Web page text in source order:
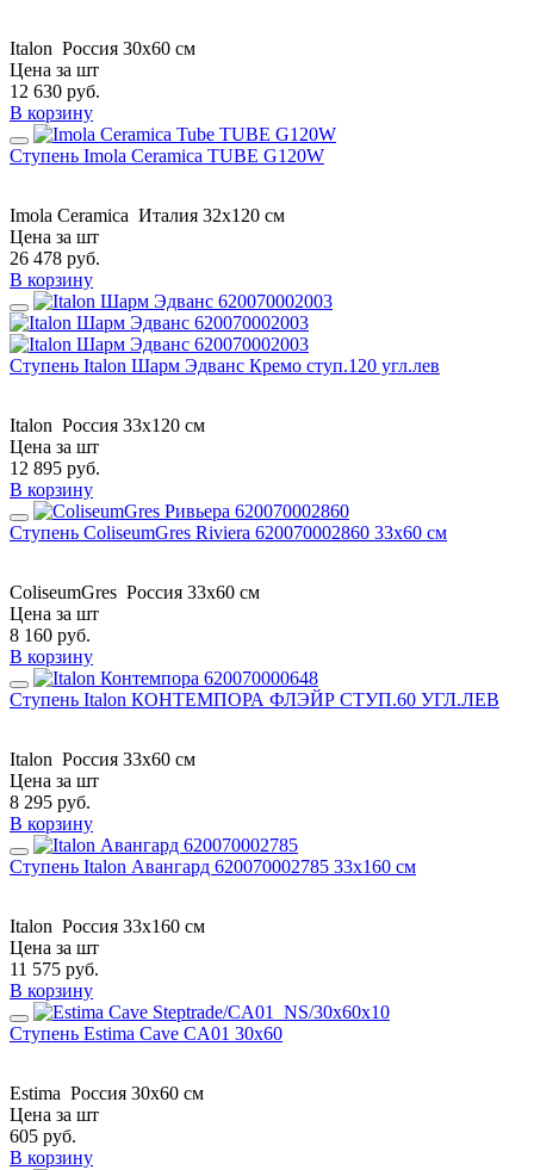
Italon Россия 30x60 см
Цена за шт
12 630 руб.
В корзину
Ступень Imola Ceramica TUBE G120W
Imola Ceramica Италия 32x120 см
Цена за шт
26 478 руб.
В корзину
Ступень Italon Шарм Эдванс Кремо ступ.120 угл.лев
Italon Россия 33x120 см
Цена за шт
12 895 руб.
В корзину
Ступень ColiseumGres Riviera 620070002860 33x60 см
ColiseumGres Россия 33x60 см
Цена за шт
8 160 руб.
В корзину
Ступень Italon КОНТЕМПОРА ФЛЭЙР СТУП.60 УГЛ.ЛЕВ
Italon Россия 33x60 см
Цена за шт
8 295 руб.
В корзину
Ступень Italon Авангард 620070002785 33x160 см
Italon Россия 33x160 см
Цена за шт
11 575 руб.
В корзину
Ступень Estima Cave CA01 30x60
Estima Россия 30x60 см
Цена за шт
605 руб.
В корзину